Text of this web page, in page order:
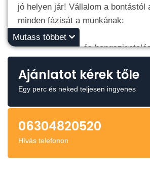
jó helyen jár! Vállalom a bontástól
minden fázisát a munkának:
· Szigetelés (hő- és
· Betonozás, esztrichelés
· Lamináltpadló és egyéb
melegburkolás
Dolgoztam már
Mutass többet
Ajánlatot kérek tőle
Egy perc és neked teljesen ingyenes
06304820520
Hívás telefonon